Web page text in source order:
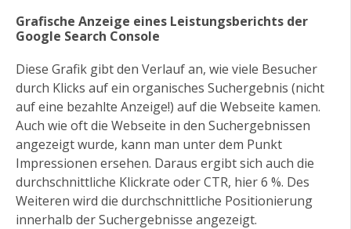
Grafische Anzeige eines Leistungsberichts der
Google Search Console
Diese Grafik gibt den Verlauf an, wie viele Besucher
durch Klicks auf ein organisches Suchergebnis (nicht
auf eine bezahlte Anzeige!) auf die Webseite kamen.
Auch wie oft die Webseite in den Suchergebnissen
angezeigt wurde, kann man unter dem Punkt
Impressionen ersehen. Daraus ergibt sich auch die
durchschnittliche Klickrate oder CTR, hier 6 %. Des
Weiteren wird die durchschnittliche Positionierung
innerhalb der Suchergebnisse angezeigt.